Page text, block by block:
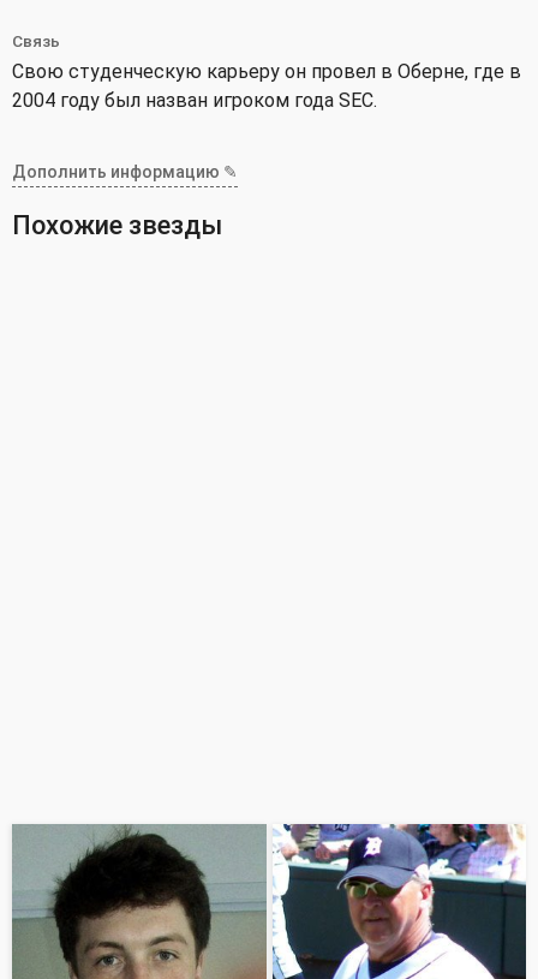
Связь
Свою студенческую карьеру он провел в Оберне, где в
2004 году был назван игроком года SEC.
Дополнить информацию ✎
Похожие звезды